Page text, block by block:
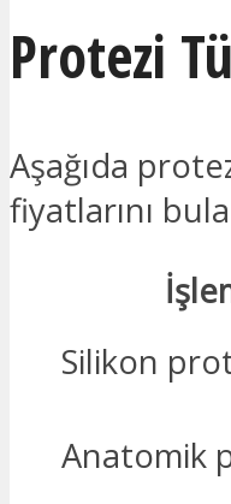
Protezi
Aşağıda
fiyatlarını
Silikon
Anatomik